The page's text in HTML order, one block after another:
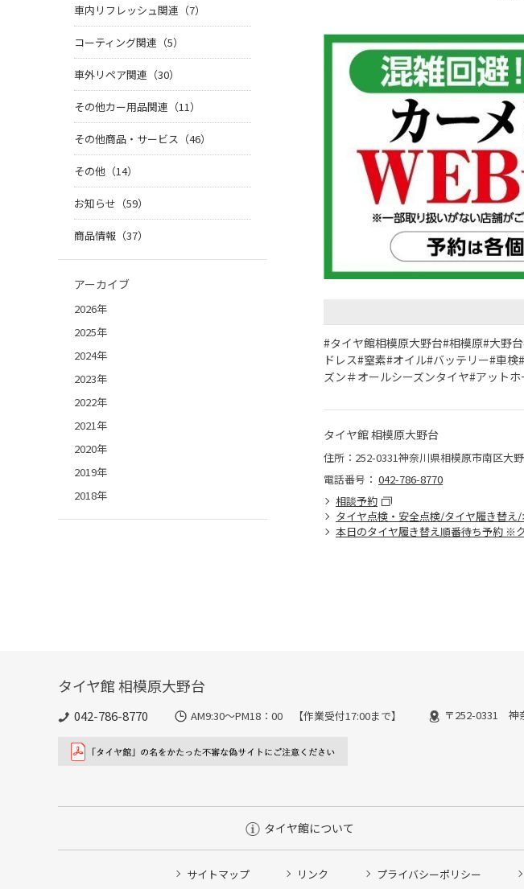
#タイヤ館相模原大野台#相模原#大野
ドレス#窒素#オイル#バッテリー#車
ズン＃オールシーズンタイヤ#アットホ
タイヤ館 相模原大野台
住所：252-0331神奈川県相模原市南区大
電話番号： 042-786-8770
相談予約
タイヤ点検・安全点検/タイヤ履き替
本日のタイヤ履き替え順番待ち予約 ※
車内リフレッシュ関連（7）
コーティング関連（5）
車外リペア関連（30）
その他カー用品関連（11）
その他商品・サービス（46）
その他（14）
お知らせ（59）
商品情報（37）
アーカイブ
2026年
2025年
2024年
2023年
2022年
2021年
2020年
2019年
2018年
タイヤ館 相模原大野台
042-786-8770 AM9:30～PM18：00 【作業受付17:00まで】 〒252-0331 神
タイヤ館について
サイトマップ リンク プライバシーポリシー
タイヤ点検・安全点検/タイヤ履き替え/オイル交換/その他ピット作業の予約